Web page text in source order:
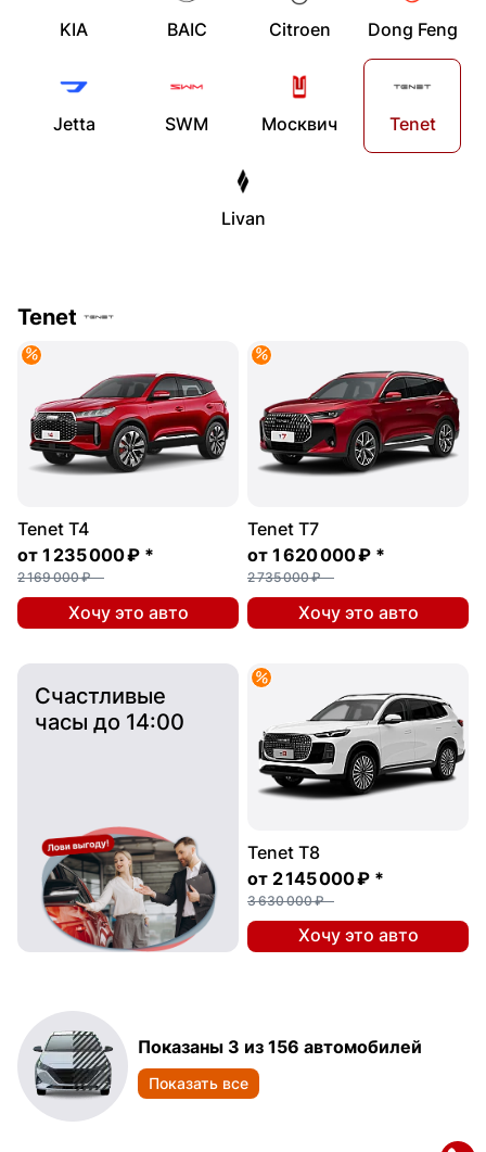
KIA BAIC Citroen Dong Feng
Jetta SWM Москвич Tenet
Livan
Tenet
Tenet T4
от 1 235 000 ₽ *
2 169 000 ₽
Хочу это авто
Tenet T7
от 1 620 000 ₽ *
2 735 000 ₽
Хочу это авто
Счастливые
часы до 14:00
Tenet T8
от 2 145 000 ₽ *
3 630 000 ₽
Хочу это авто
Показаны 3 из 156 автомобилей
Показать все